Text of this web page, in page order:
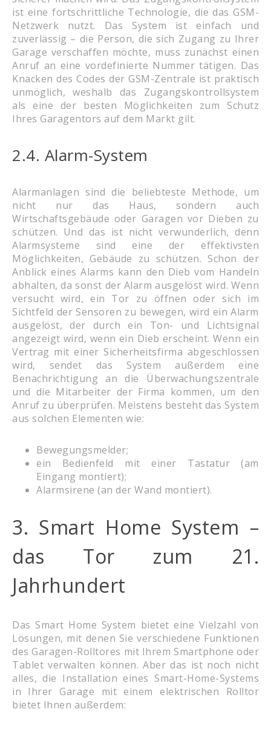
ist eine fortschrittliche Technologie, die das GSM-
Netzwerk nutzt. Das System ist einfach und
zuverlässig – die Person, die sich Zugang zu Ihrer
Garage verschaffen möchte, muss zunächst einen
Anruf an eine vordefinierte Nummer tätigen. Das
Knacken des Codes der GSM-Zentrale ist praktisch
unmöglich, weshalb das Zugangskontrollsystem
als eine der besten Möglichkeiten zum Schutz
Ihres Garagentors auf dem Markt gilt.
2.4. Alarm-System
Alarmanlagen sind die beliebteste Methode, um
nicht nur das Haus, sondern auch
Wirtschaftsgebäude oder Garagen vor Dieben zu
schützen. Und das ist nicht verwunderlich, denn
Alarmsysteme sind eine der effektivsten
Möglichkeiten, Gebäude zu schützen. Schon der
Anblick eines Alarms kann den Dieb vom Handeln
abhalten, da sonst der Alarm ausgelöst wird. Wenn
versucht wird, ein Tor zu öffnen oder sich im
Sichtfeld der Sensoren zu bewegen, wird ein Alarm
ausgelöst, der durch ein Ton- und Lichtsignal
angezeigt wird, wenn ein Dieb erscheint. Wenn ein
Vertrag mit einer Sicherheitsfirma abgeschlossen
wird, sendet das System außerdem eine
Benachrichtigung an die Überwachungszentrale
und die Mitarbeiter der Firma kommen, um den
Anruf zu überprüfen. Meistens besteht das System
aus solchen Elementen wie:
Bewegungsmelder;
ein Bedienfeld mit einer Tastatur (am
Eingang montiert);
Alarmsirene (an der Wand montiert).
3. Smart Home System –
das Tor zum 21.
Jahrhundert
Das Smart Home System bietet eine Vielzahl von
Lösungen, mit denen Sie verschiedene Funktionen
des Garagen-Rolltores mit Ihrem Smartphone oder
Tablet verwalten können. Aber das ist noch nicht
alles, die Installation eines Smart-Home-Systems
in Ihrer Garage mit einem elektrischen Rolltor
bietet Ihnen außerdem: